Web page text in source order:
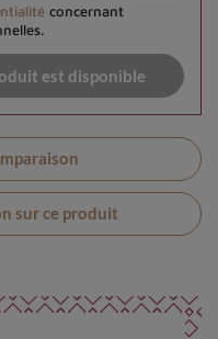
concernant
est disponible
sur ce produit